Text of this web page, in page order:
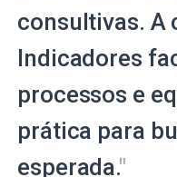
consultivas. A
Indicadores
processos e
prática para
esperada."